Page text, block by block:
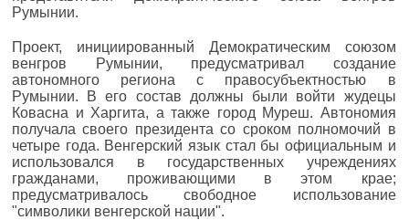
Румынии.
Проект, инициированный Демократическим союзом
венгров Румынии, предусматривал создание
автономного региона с правосубъектностью в
Румынии. В его состав должны были войти жудецы
Ковасна и Харгита, а также город Муреш. Автономия
получала своего президента со сроком полномочий в
четыре года. Венгерский язык стал бы официальным и
использовался в государственных учреждениях
гражданами, проживающими в этом крае;
предусматривалось свободное использование
"символики венгерской нации".